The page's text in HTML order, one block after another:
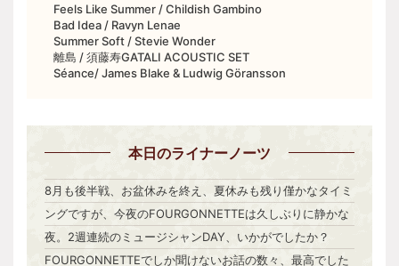
Feels Like Summer / Childish Gambino
Bad Idea / Ravyn Lenae
Summer Soft / Stevie Wonder
離島 / 須藤寿GATALI ACOUSTIC SET
Séance/ James Blake & Ludwig Göransson
本日のライナーノーツ
8月も後半戦、お盆休みを終え、夏休みも残り僅かなタイミ
ングですが、今夜のFOURGONNETTEは久しぶりに静かな
夜。2週連続のミュージシャンDAY、いかがでしたか？
FOURGONNETTEでしか聞けないお話の数々、最高でした